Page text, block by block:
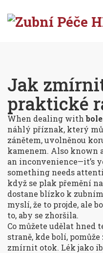
Jak
praktické
When dealing with
náhlý příznak, který
zánětem, uvolněnou
kamenem. Also known
an inconvenience—it’s
something needs
když se plak přemění
dostane blízko k
myslí, že to projde, ale
to, aby se zhoršila.
Co můžete udělat hned
straně, kde bolí,
zmírnit otok. Lék jako